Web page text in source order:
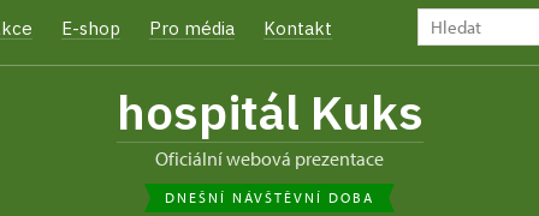
E-shop Pro média Kontakt
hospitál Kuks
oficiální webová prezentace
DNEŠNÍ NÁVŠTĚVNÍ DOBA